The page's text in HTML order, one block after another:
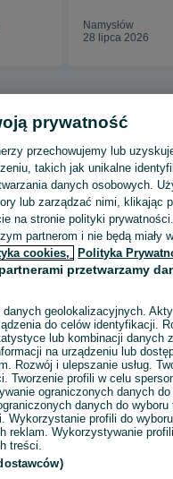
Namysłów
28 lipca 2026
Części samochodowe
- Wołomin
SMS
prywatność
przechowujemy lub
takich jak unikalne
danych osobowych.
lub zarządzać nimi, klikając
na stronie polityki
partnerom i nie będą miały
cookies, Polityka
przetwarzamy
danych geolokalizacyjnych.
do celów identyfikacji.
lub kombinacji danych
na urządzeniu lub
Rozwój i ulepszanie usług.
Tworzenie profili w celu
ograniczonych danych do
danych do
Wykorzystanie profili do wyboru
reklam. Wykorzystywanie
treści.